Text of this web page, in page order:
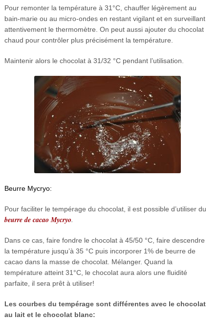
Pour remonter la température à 31°C, chauffer légèrement au
bain-marie ou au micro-ondes en restant vigilant et en surveillant
attentivement le thermomètre. On peut aussi ajouter du chocolat
chaud pour contrôler plus précisément la température.
Maintenir alors le chocolat à 31/32 °C pendant l’utilisation.
Beurre Mycryo:
Pour faciliter le tempérage du chocolat, il est possible d’utiliser du
beurre de cacao Mycryo.
Dans ce cas, faire fondre le chocolat à 45/50 °C, faire descendre
la température jusqu’à 35 °C puis incorporer 1% de beurre de
cacao dans la masse de chocolat. Mélanger. Quand la
température atteint 31°C, le chocolat aura alors une fluidité
parfaite, il sera prêt à utiliser!
Les courbes du tempérage sont différentes avec le chocolat
au lait et le chocolat blanc: